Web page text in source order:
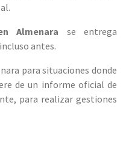
Almenara se entrega
antes.
para situaciones donde
de un informe oficial de
para realizar gestiones